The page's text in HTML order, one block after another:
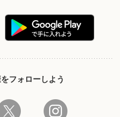
フォローしよう